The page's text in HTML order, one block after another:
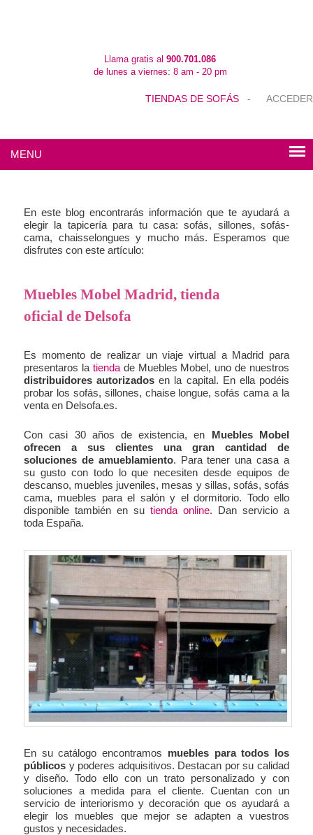
Llama gratis al 900.701.086
de lunes a viernes: 8 am - 20 pm
TIENDAS DE SOFÁS - ACCEDER
MENU
En este blog encontrarás información que te ayudará a
elegir la tapicería para tu casa: sofás, sillones, sofás-
cama, chaisselongues y mucho más. Esperamos que
disfrutes con este artículo:
Muebles Mobel Madrid, tienda
oficial de Delsofa
Es momento de realizar un viaje virtual a Madrid para
presentaros la tiendade Muebles Mobel, uno de nuestros
distribuidores autorizados en la capital. En ella podéis
probar los sofás, sillones, chaise longue, sofás cama a la
venta en Delsofa.es.
Con casi 30 años de existencia, en Muebles Mobel
ofrecen a sus clientes una gran cantidad de
soluciones de amueblamiento. Para tener una casa a
su gusto con todo lo que necesiten desde equipos de
descanso, muebles juveniles, mesas y sillas, sofás, sofás
cama, muebles para el salón y el dormitorio. Todo ello
disponible también en su tienda online. Dan servicio a
toda España.
En su catálogo encontramos muebles para todos los
públicos y poderes adquisitivos. Destacan por su calidad
y diseño. Todo ello con un trato personalizado y con
soluciones a medida para el cliente. Cuentan con un
servicio de interiorismo y decoración que os ayudará a
elegir los muebles que mejor se adapten a vuestros
gustos y necesidades.